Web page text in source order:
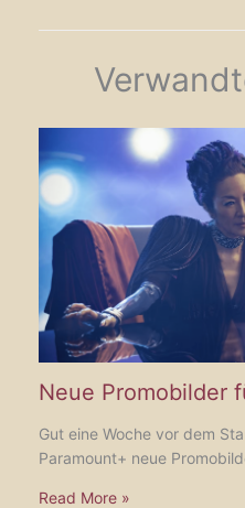
Neue Promobilder
Gut eine Woche vor dem
Paramount+ neue
Read More »